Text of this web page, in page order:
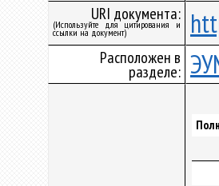
URI документа:
(Используйте для цитирования и
ссылки на документ)
Расположен в
разделе: